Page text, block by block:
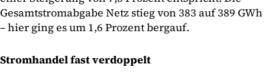
Gesamtstromabgabe Netz stieg von 383 auf 389 GWh
– hier ging es um 1,6 Prozent bergauf.
Stromhandel fast verdoppelt